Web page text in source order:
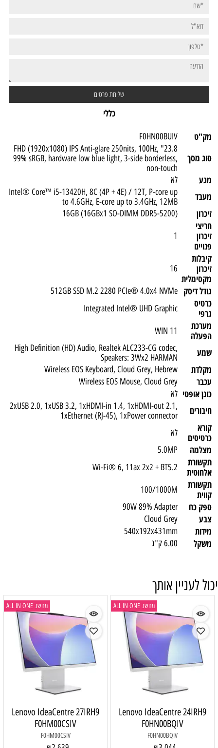
כללי
מק"ט
F0HN00BUIV
סוג מסך
23.8" FHD (1920x1080) IPS Anti-glare 250nits, 100Hz,
99% sRGB, hardware low blue light, 3-side borderless,
non-touch
מגע לא
מעבד
Intel® Core™ i5-13420H, 8C (4P + 4E) / 12T, P-core up
to 4.6GHz, E-core up to 3.4GHz, 12MB
זיכרון (16GB (16GBx1 SO-DIMM DDR5-5200
חריצי
זיכרון
פנויים
1
קיבלות
זיכרון
מקסימלית
16
גודל דיסק 512GB SSD M.2 2280 PCIe® 4.0x4 NVMe
כרטיס
גרפי
Integrated Intel® UHD Graphic
מערכת
הפעלה
WIN 11
שמע
High Definition (HD) Audio, Realtek ALC233-CG codec,
Speakers: 3Wx2 HARMAN
מקלדת Wireless EOS Keyboard, Cloud Grey, Hebrew
עכבר Wireless EOS Mouse, Cloud Grey
כונן אופטי לא
חיבורים
2xUSB 2.0, 1xUSB 3.2, 1xHDMI-in 1.4, 1xHDMI-out 2.1,
1xEthernet (RJ-45), 1xPower connector
קורא
כרטיסים
לא
מצלמה 5.0MP
תקשורת
אלחוטית
Wi-Fi® 6, 11ax 2x2 + BT5.2
תקשורת
קווית
100/1000M
ספק כח 90W 89% Adapter
צבע Cloud Grey
מידות 540x192x431mm
משקל 6.00 ק''ג
יכול לעניין אותך
מחשב ALL IN ONE
Lenovo IdeaCentre 24IRH9
F0HN00BQIV
F0HN00BQIV
מחשב ALL IN ONE
Lenovo IdeaCentre 27IRH9
F0HM00CSIV
F0HM00CSIV